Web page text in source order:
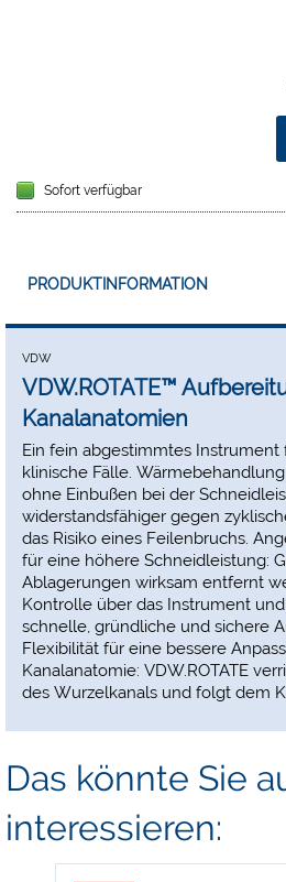
über das Instrument und
gründliche und sichere
VDW.ROTATE verringert die
Sofort verfügbar
PRODUKTINFORMATION
VDW
VDW.ROTATE™
Kanalanatomien
Ein fein abgestimmtes Instrument
klinische Fälle.
ohne Einbußen bei der
widerstandsfähiger gegen
das Risiko eines Feilenbruchs.
für eine höhere Schneidleistung:
Ablagerungen wirksam entfernt
Kontrolle über das Instrument
schnelle, gründliche und sichere
Flexibilität für eine bessere
Kanalanatomie: VDW.ROTATE
des Wurzelkanals und folgt dem
Das könnte Sie
interessieren: